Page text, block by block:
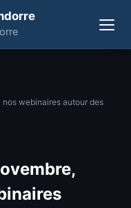
webinaires autour des